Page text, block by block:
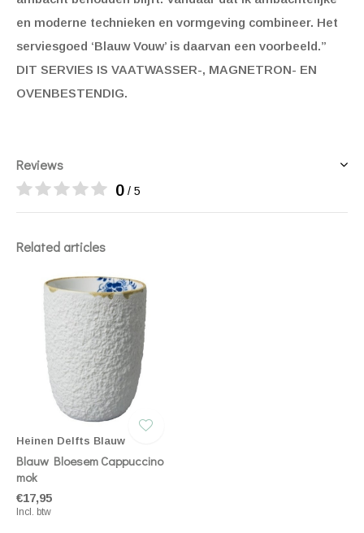
en moderne technieken en vormgeving combineer. Het
serviesgoed ‘Blauw Vouw’ is daarvan een voorbeeld.”
DIT SERVIES IS VAATWASSER-, MAGNETRON- EN
OVENBESTENDIG.
Reviews
0 / 5
Related articles
Heinen Delfts Blauw
Blauw Bloesem Cappuccino
mok
€17,95
Incl. btw